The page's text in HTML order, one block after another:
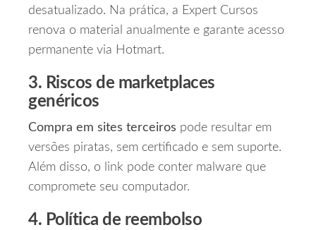
desatualizado. Na prática, a Expert Cursos
renova o material anualmente e garante acesso
permanente via Hotmart.
3. Riscos de marketplaces
genéricos
Compra em sites terceiros pode resultar em
versões piratas, sem certificado e sem suporte.
Além disso, o link pode conter malware que
compromete seu computador.
4. Política de reembolso